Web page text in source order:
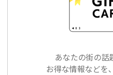
あなたの街の話
お得な情報などを